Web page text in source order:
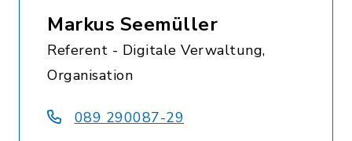
Markus Seemüller
Referent - Digitale Verwaltung,
Organisation
089 290087-29